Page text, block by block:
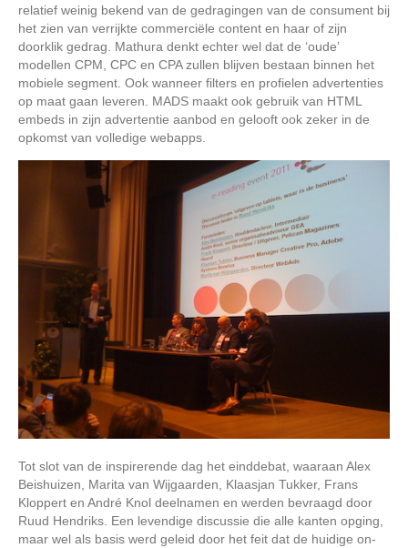
relatief weinig bekend van de gedragingen van de consument bij
het zien van verrijkte commerciële content en haar of zijn
doorklik gedrag. Mathura denkt echter wel dat de ‘oude’
modellen CPM, CPC en CPA zullen blijven bestaan binnen het
mobiele segment. Ook wanneer filters en profielen advertenties
op maat gaan leveren. MADS maakt ook gebruik van HTML
embeds in zijn advertentie aanbod en gelooft ook zeker in de
opkomst van volledige webapps.
Tot slot van de inspirerende dag het einddebat, waaraan Alex
Beishuizen, Marita van Wijgaarden, Klaasjan Tukker, Frans
Kloppert en André Knol deelnamen en werden bevraagd door
Ruud Hendriks. Een levendige discussie die alle kanten opging,
maar wel als basis werd geleid door het feit dat de huidige on-